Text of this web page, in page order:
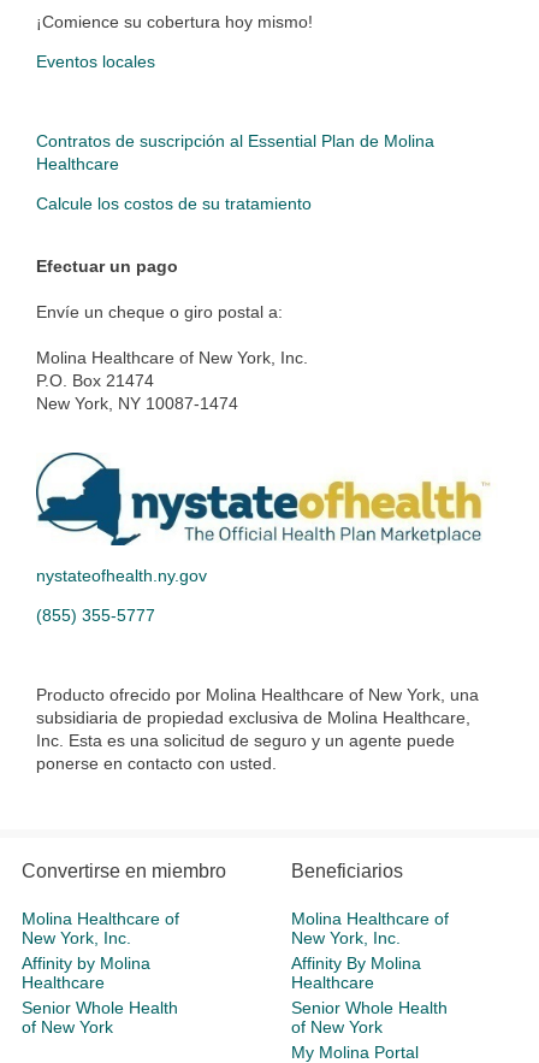
¡Comience su cobertura hoy mismo!
Eventos locales
Contratos de suscripción al Essential Plan de Molina
Healthcare
Calcule los costos de su tratamiento
Efectuar un pago
Envíe un cheque o giro postal a:
Molina Healthcare of New York, Inc.
P.O. Box 21474
New York, NY 10087-1474
nystateofhealth.ny.gov
(855) 355-5777
Producto ofrecido por Molina Healthcare of New York, una
subsidiaria de propiedad exclusiva de Molina Healthcare,
Inc. Esta es una solicitud de seguro y un agente puede
ponerse en contacto con usted.
Convertirse en miembro
Molina Healthcare of
New York, Inc.
Affinity by Molina
Healthcare
Senior Whole Health
of New York
Beneficiarios
Molina Healthcare of
New York, Inc.
Affinity By Molina
Healthcare
Senior Whole Health
of New York
My Molina Portal